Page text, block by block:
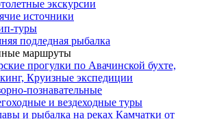
экскурсии
источники
туры
подледная рыбалка
маршруты
прогулки по Авачинской бухте,
Круизные экспедиции
познавательные
и вездеходные туры
и рыбалка на реках Камчатки от